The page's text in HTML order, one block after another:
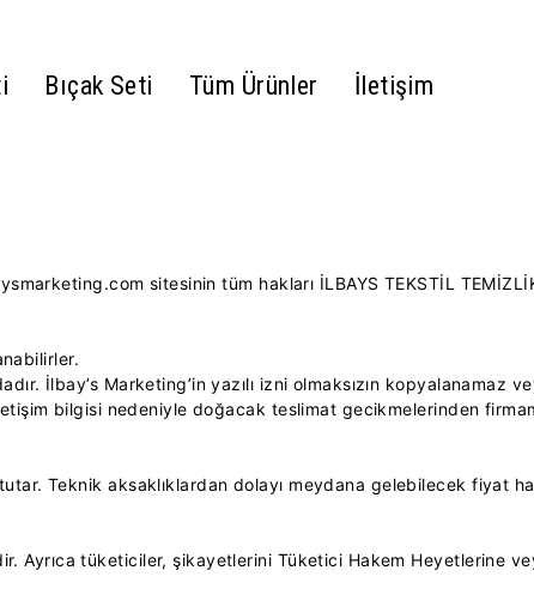
Bıçak Seti Tüm Ürünler İletişim
sitesinin tüm hakları İLBAYS TEKSTİL
İlbay’s Marketing’in yazılı izni olmaksızın kopyalanamaz
bilgisi nedeniyle doğacak teslimat gecikmelerinden
Teknik aksaklıklardan dolayı meydana gelebilecek fiyat
Ayrıca tüketiciler, şikayetlerini Tüketici Hakem Heyetlerine